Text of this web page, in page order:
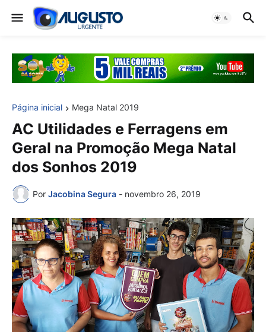
Página inicial Mega Natal 2019
AC Utilidades e Ferragens em
Geral na Promoção Mega Natal
dos Sonhos 2019
Por Jacobina Segura - novembro 26, 2019